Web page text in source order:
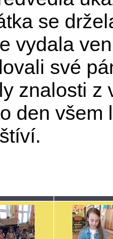
se
vydala
své
znalosti z
den